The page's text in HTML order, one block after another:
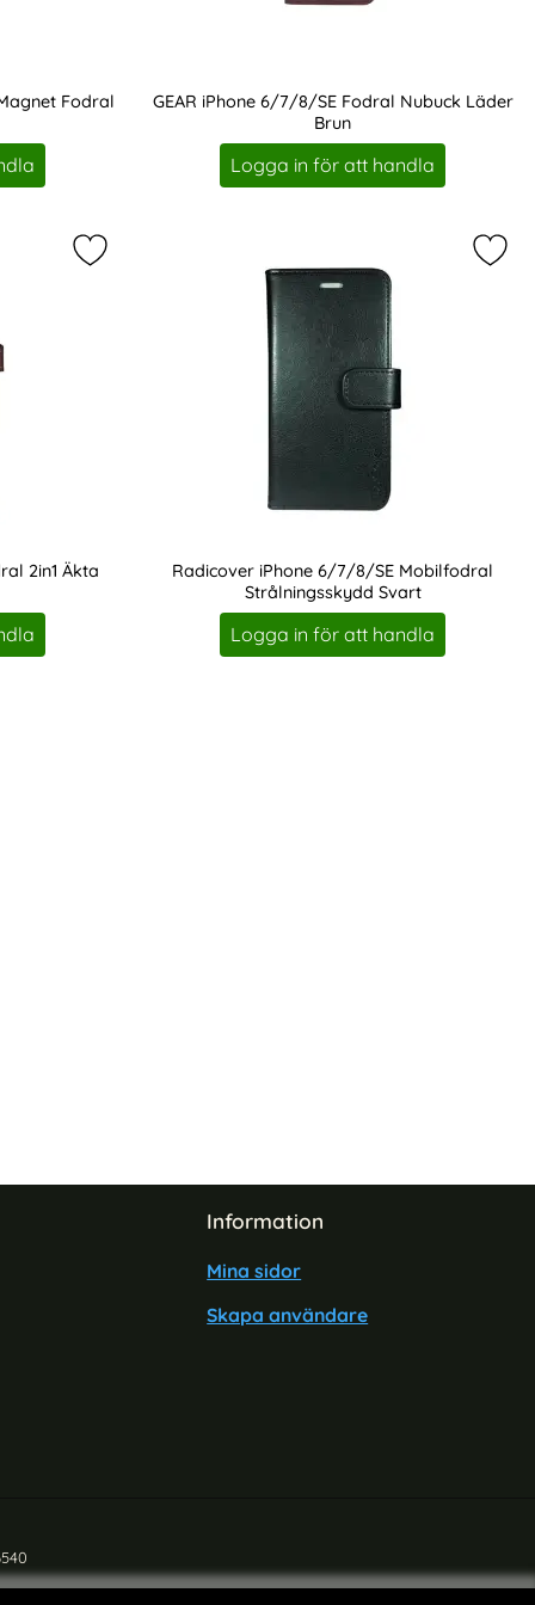
Fodral
GEAR iPhone 6/7/8/SE Fodral Nubuck Läder
Brun
Art. nr 207826
Logga in för att handla
2in1 Äkta Läder Svart som favorit
2in1 Äkta
Markera buffalo iPhone 6/7/8/SE Fodral 2in1
Radicover iPhone 6/7/8/SE Mobilfodral
Strålningsskydd Svart
Art. nr 214116
Logga in för att handla
2022 Flerfack 2in1 Magnet Fodral/Skal Blush Pink
Information
Mina sidor
Skapa användare